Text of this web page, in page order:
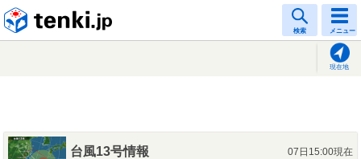
検索 メニュー
現在地
台風13号情報
07日15:00現在